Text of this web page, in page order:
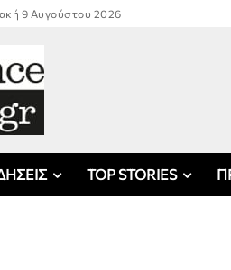
9 Αυγούστου 2026
TOP STORIES